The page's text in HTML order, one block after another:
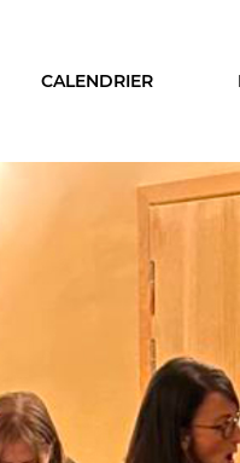
CALENDRIER